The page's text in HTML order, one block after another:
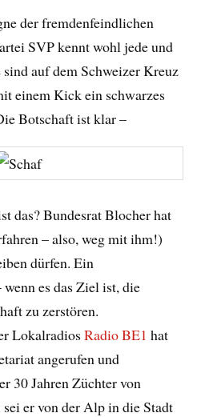
der fremdenfeindlichen
SVP kennt wohl jede und
auf dem Schweizer Kreuz
einem Kick ein schwarzes
Botschaft ist klar –
das? Bundesrat Blocher hat
– also, weg mit ihm!)
dürfen. Ein
es das Ziel ist, die
zu zerstören.
LokalradiosRadio BE1 hat
angerufen und
30 Jahren Züchter von
er von der Alp in die Stadt